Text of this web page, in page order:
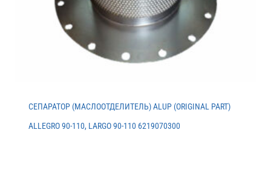
СЕПАРАТОР (МАСЛООТДЕЛИТЕЛЬ) ALUP (ORIGINAL PART)
ALLEGRO 90-110, LARGO 90-110 6219070300